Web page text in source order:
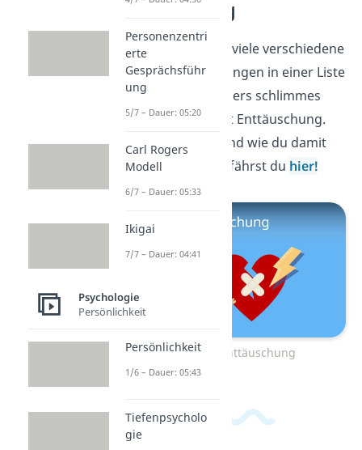
Enttäuschung
Klasse! Jetzt hast du viele verschiedene
Gefühle und Stimmungen in einer Liste
gesehen. Ein besonders schlimmes
Gefühl der Trauer ist Enttäuschung.
Was genau das ist und wie du damit
umgehen kannst, erfährst du hier!
Zum Video: Enttäuschung
Personenzentri
erte
Gesprächsführ
ung
5/7 – Dauer: 05:20
Carl Rogers
Modell
6/7 – Dauer: 05:33
Ikigai
7/7 – Dauer: 04:41
Psychologie
Persönlichkeit
Persönlichkeit
1/6 – Dauer: 05:43
Tiefenpsycholo
gie